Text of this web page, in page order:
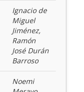
Ignacio de
Miguel
Jiménez,
Ramón
José Durán
Barroso
Noemi